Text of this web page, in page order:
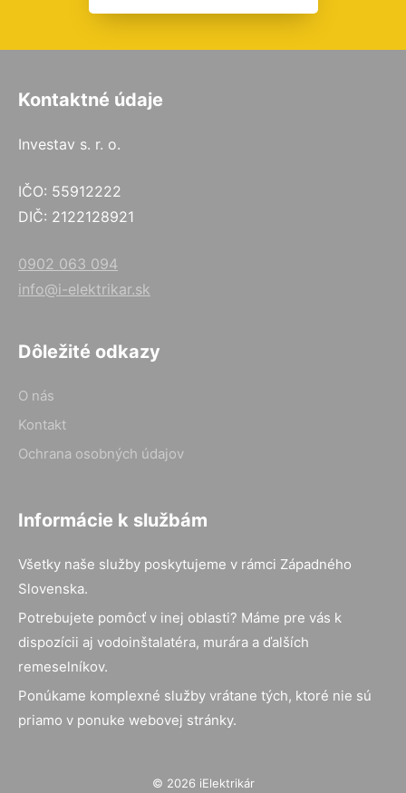
Kontaktné údaje
Investav s. r. o.
IČO: 55912222
DIČ: 2122128921
0902 063 094
info@i-elektrikar.sk
Dôležité odkazy
O nás
Kontakt
Ochrana osobných údajov
Informácie k službám
Všetky naše služby poskytujeme v rámci Západného
Slovenska.
Potrebujete pomôcť v inej oblasti? Máme pre vás k
dispozícii aj vodoinštalatéra, murára a ďalších
remeselníkov.
Ponúkame komplexné služby vrátane tých, ktoré nie sú
priamo v ponuke webovej stránky.
© 2026 iElektrikár